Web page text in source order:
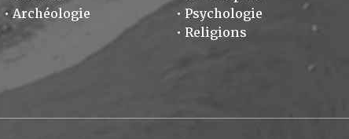
Archéologie
Psychologie
Religions